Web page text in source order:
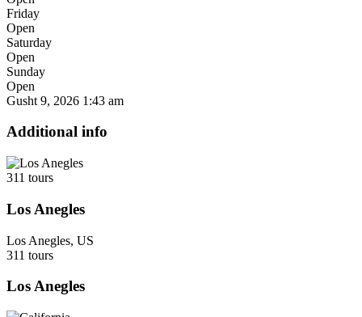
Friday
Open
Saturday
Open
Sunday
Open
Gusht 9, 2026 1:43 am
Additional info
311 tours
Los Anegles
Los Anegles, US
311 tours
Los Anegles